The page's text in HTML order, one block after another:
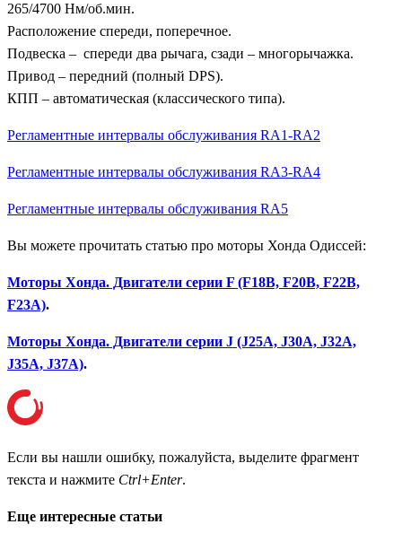
265/4700 Нм/об.мин.
Расположение спереди, поперечное.
Подвеска – спереди два рычага, сзади – многорычажка.
Привод – передний (полный DPS).
КПП – автоматическая (классического типа).
Регламентные интервалы обслуживания RA1-RA2
Регламентные интервалы обслуживания RA3-RA4
Регламентные интервалы обслуживания RA5
Вы можете прочитать статью про моторы Хонда Одиссей:
Моторы Хонда. Двигатели серии F (F18B, F20B, F22B,
F23A).
Моторы Хонда. Двигатели серии J (J25A, J30A, J32A,
J35A, J37A).
Если вы нашли ошибку, пожалуйста, выделите фрагмент
текста и нажмите Ctrl+Enter.
Еще интересные статьи